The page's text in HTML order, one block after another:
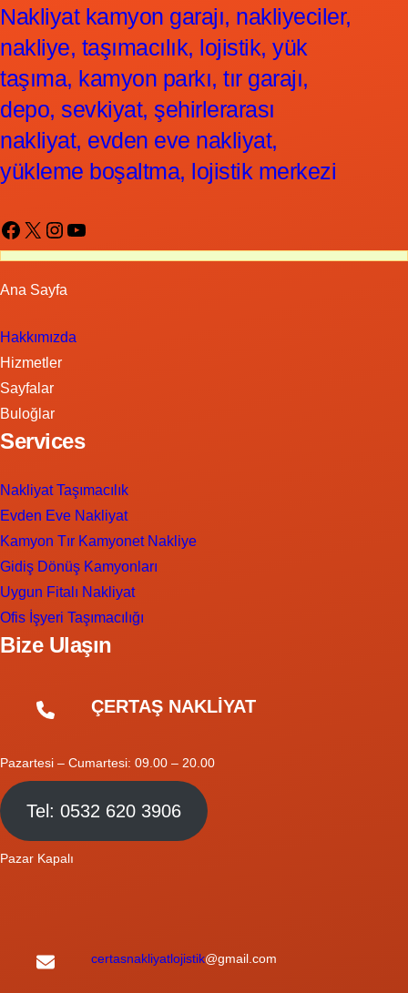
Nakliyat kamyon garajı, nakliyeciler,
nakliye, taşımacılık, lojistik, yük
taşıma, kamyon parkı, tır garajı,
depo, sevkiyat, şehirlerarası
nakliyat, evden eve nakliyat,
yükleme boşaltma, lojistik merkezi
Facebook X Instagram YouTube
Ana Sayfa
Hakkımızda
Hizmetler
Sayfalar
Buloğlar
Services
Nakliyat Taşımacılık
Evden Eve Nakliyat
Kamyon Tır Kamyonet Nakliye
Gidiş Dönüş Kamyonları
Uygun Fitalı Nakliyat
Ofis İşyeri Taşımacılığı
Bize Ulaşın
ÇERTAŞ NAKLİYAT
Pazartesi – Cumartesi: 09.00 – 20.00
Tel: 0532 620 3906
Pazar Kapalı
certasnakliyatlojistik@gmail.com